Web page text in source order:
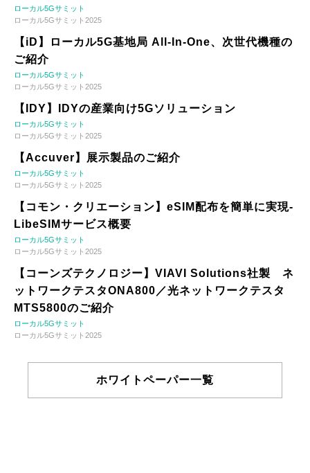
ローカル5Gサミット
ローカル5Gサミット2025
【iD】ローカル5G基地局 All-In-One、次世代機種の
ご紹介
ローカル5Gサミット
ローカル5Gサミット2025
【IDY】IDYの産業向け5Gソリューション
ローカル5Gサミット
ローカル5Gサミット2025
【Accuver】展示製品のご紹介
ローカル5Gサミット
ローカル5Gサミット2025
【コモン・クリエーション】eSIM配布を簡単に実現-
LibeSIMサービス概要
ローカル5Gサミット
ローカル5Gサミット2025
【コーンズテクノロジー】VIAVI Solutions社製 ネ
ットワークテスタONA800／光ネットワークテスタ
MTS5800のご紹介
ローカル5Gサミット
ローカル5Gサミット2025
ホワイトペーパー一覧